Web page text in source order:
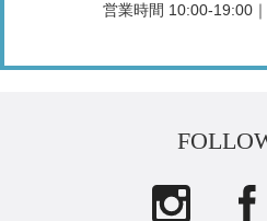
営業時間 10:00-19:00